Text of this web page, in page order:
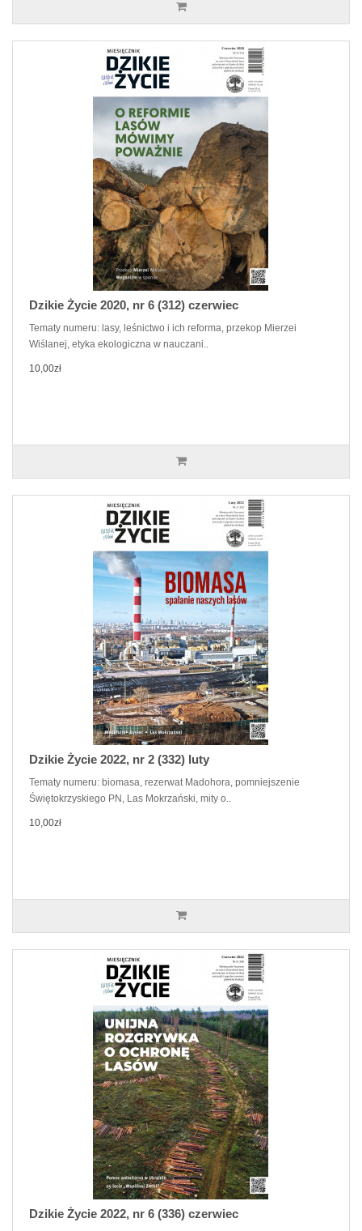
Dzikie Życie 2020, nr 6 (312) czerwiec
Tematy numeru: lasy, leśnictwo i ich reforma, przekop Mierzei
Wiślanej, etyka ekologiczna w nauczani..
10,00zł
Dzikie Życie 2022, nr 2 (332) luty
Tematy numeru: biomasa, rezerwat Madohora, pomniejszenie
Świętokrzyskiego PN, Las Mokrzański, mity o..
10,00zł
Dzikie Życie 2022, nr 6 (336) czerwiec